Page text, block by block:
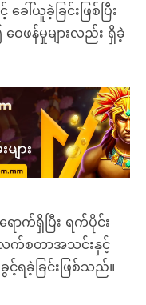
ခေါ်ယူခဲ့ခြင်းဖြစ်ပြီး
ေဖန်မှုများလည်း ရှိခဲ့
က်ရှိပြီး ရက်ပိုင်း
လက်စတာအသင်းနှင့်
ရခဲ့ခြင်းဖြစ်သည်။